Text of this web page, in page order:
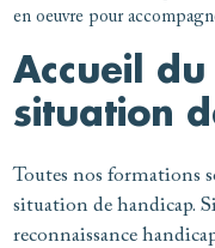
Accueil
situation
Toutes nos formations
situation de handicap.
reconnaissance